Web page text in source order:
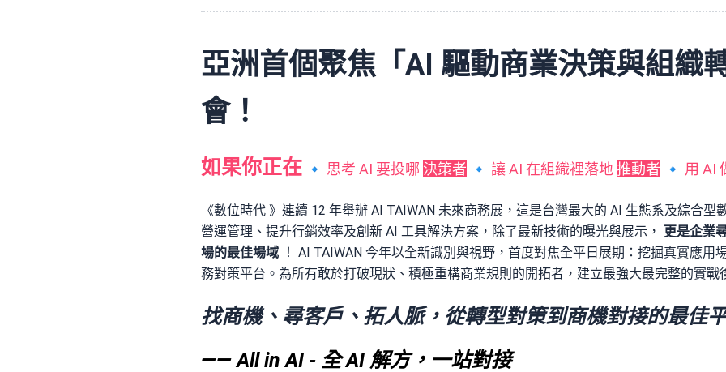
亞洲首個聚焦「AI 驅動商業決策與組織
會！
如果你正在 🔹 思考 AI 要投哪 決策者 🔹 讓 AI 在組織裡落地推動者 🔹 用 AI
《數位時代 》連續 12 年舉辦 AI TAIWAN 未來商務展，這是台灣最大的 AI 生態系及綜合型
營運管理、提升行銷效率及創新 AI 工具解決方案，除了最新技術的曝光與展示， 更是企業
場的最佳場域 ！ AI TAIWAN 今年以全新識別與視野，首度對焦全平日展期：挖掘真實應用
務對策平台。為所有敢於打破現狀、積極重構商業規則的開拓者，建立最強大最完整的實戰
找商機、尋客戶、拓人脈，從轉型對策到商機對接的最佳
—— All in AI - 全 AI 解方，一站對接